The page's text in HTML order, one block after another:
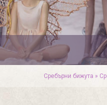
Сребърни бижута »